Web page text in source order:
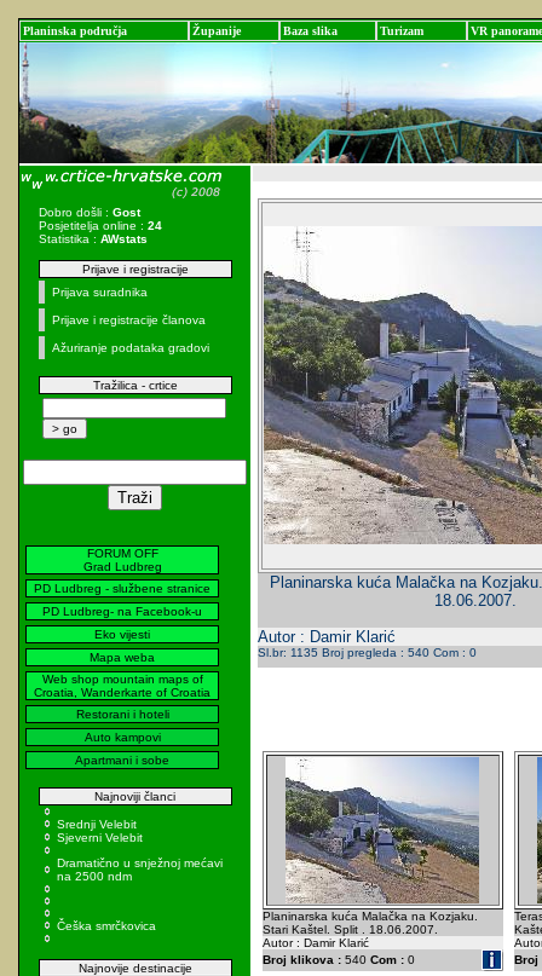
Planinska područja Županije Baza slika Turizam VR panorame
Dobro došli : Gost
Posjetitelja online : 24
Statistika : AWstats
Prijave i registracije
Prijava suradnika
Prijave i registracije članova
Ažuriranje podataka gradovi
Tražilica - crtice
FORUM OFF
Grad Ludbreg
PD Ludbreg - službene stranice
PD Ludbreg- na Facebook-u
Eko vijesti
Mapa weba
Web shop mountain maps of
Croatia, Wanderkarte of Croatia
Restorani i hoteli
Auto kampovi
Apartmani i sobe
Najnoviji članci
Srednji Velebit
Sjeverni Velebit
Dramatično u snježnoj mećavi
na 2500 ndm
Češka smrčkovica
Najnovije destinacije
Planinarska kuća Malačka na
18.06.2007.
Autor : Damir Klarić
Sl.br: 1135 Broj pregleda : 540 Com : 0
Planinarska kuća Malačka na Kozjaku.
Stari Kaštel. Split . 18.06.2007.
Autor : Damir Klarić
Broj klikova :540 Com :0
Broj